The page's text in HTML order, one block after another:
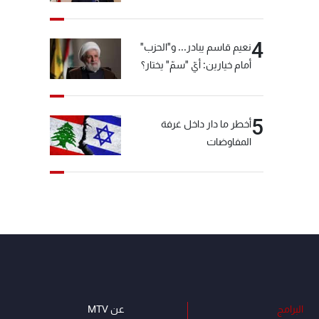
4نعيم قاسم يبادر... و"الحزب"
أمام خيارين: أيّ "سمّ" يختار؟
5أخطر ما دار داخل غرفة
المفاوضات
البرامج عن MTV